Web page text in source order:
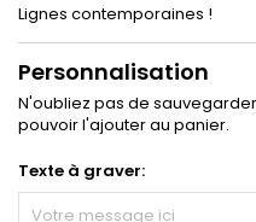
Lignes contemporaines !
Personnalisation
N'oubliez pas de
pouvoir l'ajouter au panier.
Texte à graver: